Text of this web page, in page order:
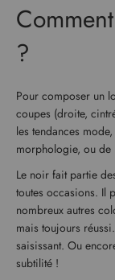
?
Pour composer un
coupes (droite,
les tendances
morphologie, ou de
Le noir fait partie
toutes occasions. Il
nombreux autres
mais toujours
saisissant. Ou
subtilité !